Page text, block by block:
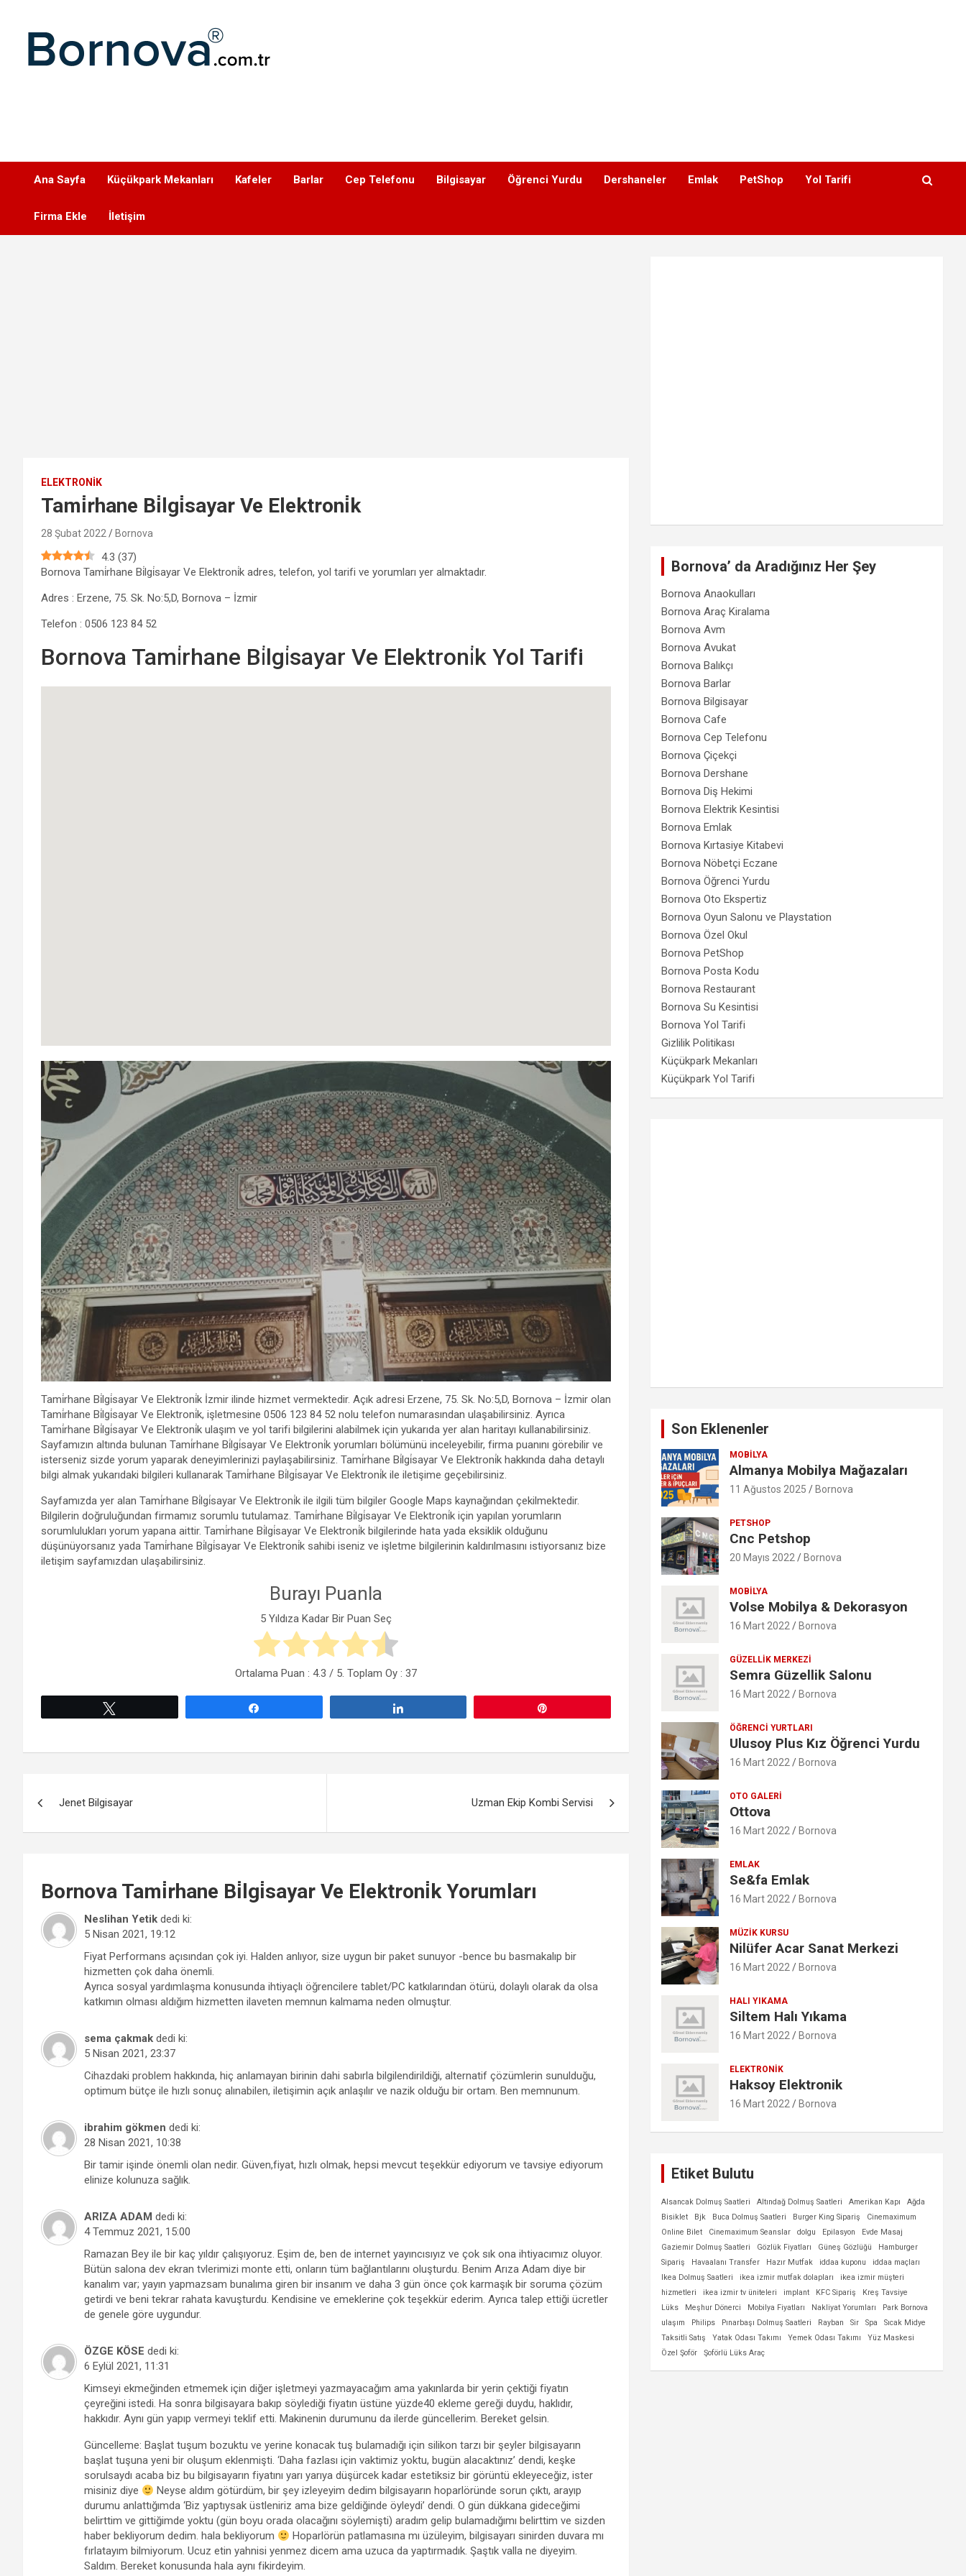
Ana Sayfa Küçükpark Mekanları Kafeler Barlar Cep Telefonu Bilgisayar Öğrenci Yurdu Dershaneler Emlak PetShop Yol Tarifi
Firma Ekle İletişim
ELEKTRONIK
Tami̇rhane Bi̇lgi̇sayar Ve Elektroni̇k
28 Şubat 2022 Bornova
4.3 (37)
Bornova Tami̇rhane Bi̇lgi̇sayar Ve Elektroni̇k adres, telefon, yol tarifi ve yorumları yer almaktadır.
Adres : Erzene, 75. Sk. No:5,D, Bornova – İzmir
Telefon : 0506 123 84 52
Bornova Tami̇rhane Bi̇lgi̇sayar Ve Elektroni̇k Yol Tarifi
Tami̇rhane Bi̇lgi̇sayar Ve Elektroni̇k İzmir ilinde hizmet vermektedir. Açık adresi Erzene, 75. Sk. No:5,D, Bornova – İzmir olan
Tami̇rhane Bi̇lgi̇sayar Ve Elektroni̇k, işletmesine 0506 123 84 52 nolu telefon numarasından ulaşabilirsiniz. Ayrıca
Tami̇rhane Bi̇lgi̇sayar Ve Elektroni̇k ulaşım ve yol tarifi bilgilerini alabilmek için yukarıda yer alan haritayı kullanabilirsiniz.
Sayfamızın altında bulunan Tami̇rhane Bi̇lgi̇sayar Ve Elektroni̇k yorumları bölümünü inceleyebilir, firma puanını görebilir ve
isterseniz sizde yorum yaparak deneyimlerinizi paylaşabilirsiniz. Tami̇rhane Bi̇lgi̇sayar Ve Elektroni̇k hakkında daha detaylı
bilgi almak yukarıdaki bilgileri kullanarak Tami̇rhane Bi̇lgi̇sayar Ve Elektroni̇k ile iletişime geçebilirsiniz.
Sayfamızda yer alan Tami̇rhane Bi̇lgi̇sayar Ve Elektroni̇k ile ilgili tüm bilgiler Google Maps kaynağından çekilmektedir.
Bilgilerin doğruluğundan firmamız sorumlu tutulamaz. Tami̇rhane Bi̇lgi̇sayar Ve Elektroni̇k için yapılan yorumların
sorumlulukları yorum yapana aittir. Tami̇rhane Bi̇lgi̇sayar Ve Elektroni̇k bilgilerinde hata yada eksiklik olduğunu
düşünüyorsanız yada Tami̇rhane Bi̇lgi̇sayar Ve Elektroni̇k sahibi iseniz ve işletme bilgilerinin kaldırılmasını istiyorsanız bize
iletişim sayfamızdan ulaşabilirsiniz.
Burayı Puanla
5 Yıldıza Kadar Bir Puan Seç
Ortalama Puan :4.3 / 5. Toplam Oy :37
gezinmesi
Jenet Bilgisayar Uzman Ekip Kombi Servisi
Bornova Tami̇rhane Bi̇lgi̇sayar Ve Elektroni̇kYorumları
Neslihan Yetik dedi ki:
5 Nisan 2021, 19:12
Fiyat Performans açısından çok iyi. Halden anlıyor, size uygun bir paket sunuyor -bence bu basmakalıp bir
hizmetten çok daha önemli.
Ayrıca sosyal yardımlaşma konusunda ihtiyaçlı öğrencilere tablet/PC katkılarından ötürü, dolaylı olarak da olsa
katkımın olması aldığım hizmetten ilaveten memnun kalmama neden olmuştur.
sema çakmak dedi ki:
5 Nisan 2021, 23:37
Cihazdaki problem hakkında, hiç anlamayan birinin dahi sabırla bilgilendirildiği, alternatif çözümlerin sunulduğu,
optimum bütçe ile hızlı sonuç alınabilen, iletişimin açık anlaşılır ve nazik olduğu bir ortam. Ben memnunum.
ibrahim gökmen dedi ki:
28 Nisan 2021, 10:38
Bir tamir işinde önemli olan nedir. Güven,fiyat, hızlı olmak, hepsi mevcut teşekkür ediyorum ve tavsiye ediyorum
elinize kolunuza sağlık.
ARIZA ADAM dedi ki:
4 Temmuz 2021, 15:00
Ramazan Bey ile bir kaç yıldır çalışıyoruz. Eşim de, ben de internet yayıncısıyız ve çok sık ona ihtiyacımız oluyor.
Bütün salona dev ekran tvlerimizi monte etti, onların tüm bağlantılarını oluşturdu. Benim Arıza Adam diye bir
kanalım var; yayın yapmazsam bunalıma giren bir insanım ve daha 3 gün önce çok karmaşık bir soruma çözüm
getirdi ve beni tekrar rahata kavuşturdu. Kendisine ve emeklerine çok teşekkür ederim. Ayrıca talep ettiği ücretler
de genele göre uygundur.
ÖZGE KÖSE dedi ki:
6 Eylül 2021, 11:31
Kimseyi ekmeğinden etmemek için diğer işletmeyi yazmayacağım ama yakınlarda bir yerin çektiği fiyatın
çeyreğini istedi. Ha sonra bilgisayara bakıp söylediği fiyatın üstüne yüzde40 ekleme gereği duydu, haklıdır,
hakkıdır. Aynı gün yapıp vermeyi teklif etti. Makinenin durumunu da ilerde güncellerim. Bereket gelsin.
Güncelleme: Başlat tuşum bozuktu ve yerine konacak tuş bulamadığı için silikon tarzı bir şeyler bilgisayarın
başlat tuşuna yeni bir oluşum eklenmişti. ‘Daha fazlası için vaktimiz yoktu, bugün alacaktınız’ dendi, keşke
sorulsaydı acaba biz bu bilgisayarın fiyatını yarı yarıya düşürcek kadar estetiksiz bir görüntü ekleyeceğiz, ister
misiniz diye
Neyse aldım götürdüm, bir şey izleyeyim dedim bilgisayarın hoparlöründe sorun çıktı, arayıp
durumu anlattığımda ‘Biz yaptıysak üstleniriz ama bize geldiğinde öyleydi’ dendi. O gün dükkana gideceğimi
belirttim ve gittiğimde yoktu (gün boyu orada olacağını söylemişti) aradım gelip bulamadığımı belirttim ve sizden
haber bekliyorum dedim. hala bekliyorum
Hoparlörün patlamasına mı üzüleyim, bilgisayarı sinirden duvara mı
fırlatayım bilmiyorum. Ucuz etin yahnisi yenmez dicem ama uzuca da yaptırmadık. Şaştık valla ne diyeyim.
Saldım. Bereket konusunda hala aynı fikirdeyim.
Bornova’ da Aradığınız Her Şey
Bornova Anaokulları
Bornova Araç Kiralama
Bornova Avm
Bornova Avukat
Bornova Balıkçı
Bornova Barlar
Bornova Bilgisayar
Bornova Cafe
Bornova Cep Telefonu
Bornova Çiçekçi
Bornova Dershane
Bornova Diş Hekimi
Bornova Elektrik Kesintisi
Bornova Emlak
Bornova Kırtasiye Kitabevi
Bornova Nöbetçi Eczane
Bornova Öğrenci Yurdu
Bornova Oto Ekspertiz
Bornova Oyun Salonu ve Playstation
Bornova Özel Okul
Bornova PetShop
Bornova Posta Kodu
Bornova Restaurant
Bornova Su Kesintisi
Bornova Yol Tarifi
Gizlilik Politikası
Küçükpark Mekanları
Küçükpark Yol Tarifi
Son Eklenenler
MOBILYA
Almanya Mobilya Mağazaları
11 Ağustos 2025 Bornova
PETSHOP
Cnc Petshop
20 Mayıs 2022 Bornova
MOBILYA
Volse Mobilya & Dekorasyon
16 Mart 2022 Bornova
GÜZELLIK MERKEZI
Semra Güzellik Salonu
16 Mart 2022 Bornova
ÖĞRENCI YURTLARI
Ulusoy Plus Kız Öğrenci Yurdu
16 Mart 2022 Bornova
OTO GALERI
Ottova
16 Mart 2022 Bornova
EMLAK
Se&fa Emlak
16 Mart 2022 Bornova
MÜZIK KURSU
Nilüfer Acar Sanat Merkezi
16 Mart 2022 Bornova
HALI YIKAMA
Siltem Halı Yıkama
16 Mart 2022 Bornova
ELEKTRONIK
Haksoy Elektronik
16 Mart 2022 Bornova
Etiket Bulutu
Alsancak Dolmuş Saatleri Altındağ Dolmuş Saatleri Amerikan Kapı
Ağda
Bisiklet
Bjk Buca Dolmuş Saatleri Burger King Sipariş
Cinemaximum
Online Bilet
Cinemaximum Seanslar dolgu Epilasyon
Evde Masaj
Gaziemir Dolmuş Saatleri
Gözlük Fiyatları Güneş Gözlüğü
Hamburger
Sipariş
Havaalanı Transfer Hazır Mutfak iddaa kuponu
iddaa maçları
Ikea Dolmuş Saatleri
ikea izmir mutfak dolapları
ikea izmir müşteri
hizmetleri
ikea izmir tv üniteleri implant KFC Sipariş
Kreş Tavsiye
Lüks
Meşhur Dönerci Mobilya Fiyatları Nakliyat Yorumları
Park Bornova
ulaşım
Philips Pınarbaşı Dolmuş Saatleri Rayban Sir Spa
Sıcak Midye
Taksitli Satış
Yatak Odası Takımı Yemek Odası Takımı
Yüz Maskesi
Özel Şoför
Şoförlü Lüks Araç